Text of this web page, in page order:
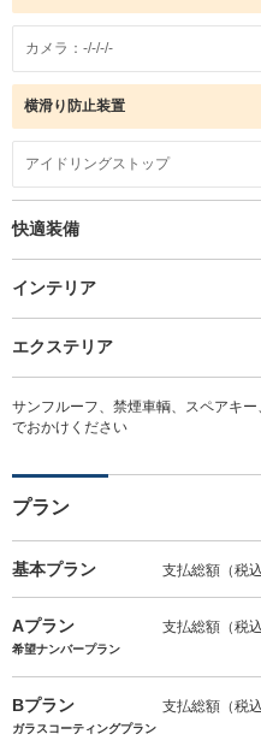
カメラ：-/-/-/-
横滑り防止装置
アイドリングストップ
快適装備
インテリア
エクステリア
サンフルーフ、禁煙車輌、スペアキ
でおかけください
プラン
基本プラン 支払総額（税
Aプラン 支払総額（税
希望ナンバープラン
Bプラン 支払総額（税
ガラスコーティングプラン